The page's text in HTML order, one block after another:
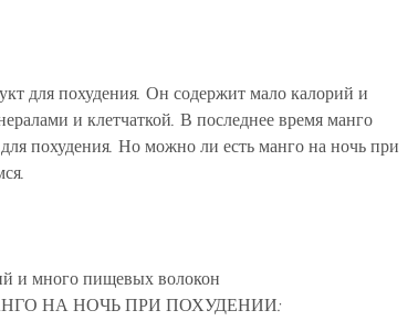
для похудения. Он содержит мало калорий и
и клетчаткой. В последнее время манго
похудения. Но можно ли есть манго на ночь при
и много пищевых волокон
МАНГО НА НОЧЬ ПРИ ПОХУДЕНИИ: